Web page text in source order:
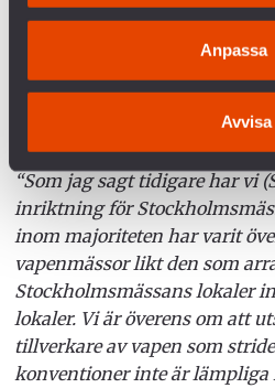
Anpassa
Avvisa
framtida vapenmässor i
Hellström, ordförande för
LÄS MER
Så här skriver Kristina
mailsvar till oss i
“Som jag sagt tidigare har vi
inriktning för
inom majoriteten har varit
vapenmässor likt den som
Stockholmsmässans lokaler
lokaler. Vi är överens om att
tillverkare av vapen som
konventioner inte är lämpliga